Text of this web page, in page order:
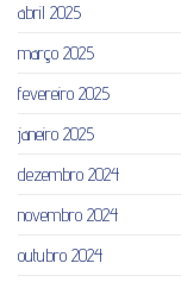
abril 2025
março 2025
fevereiro 2025
janeiro 2025
dezembro 2024
novembro 2024
outubro 2024